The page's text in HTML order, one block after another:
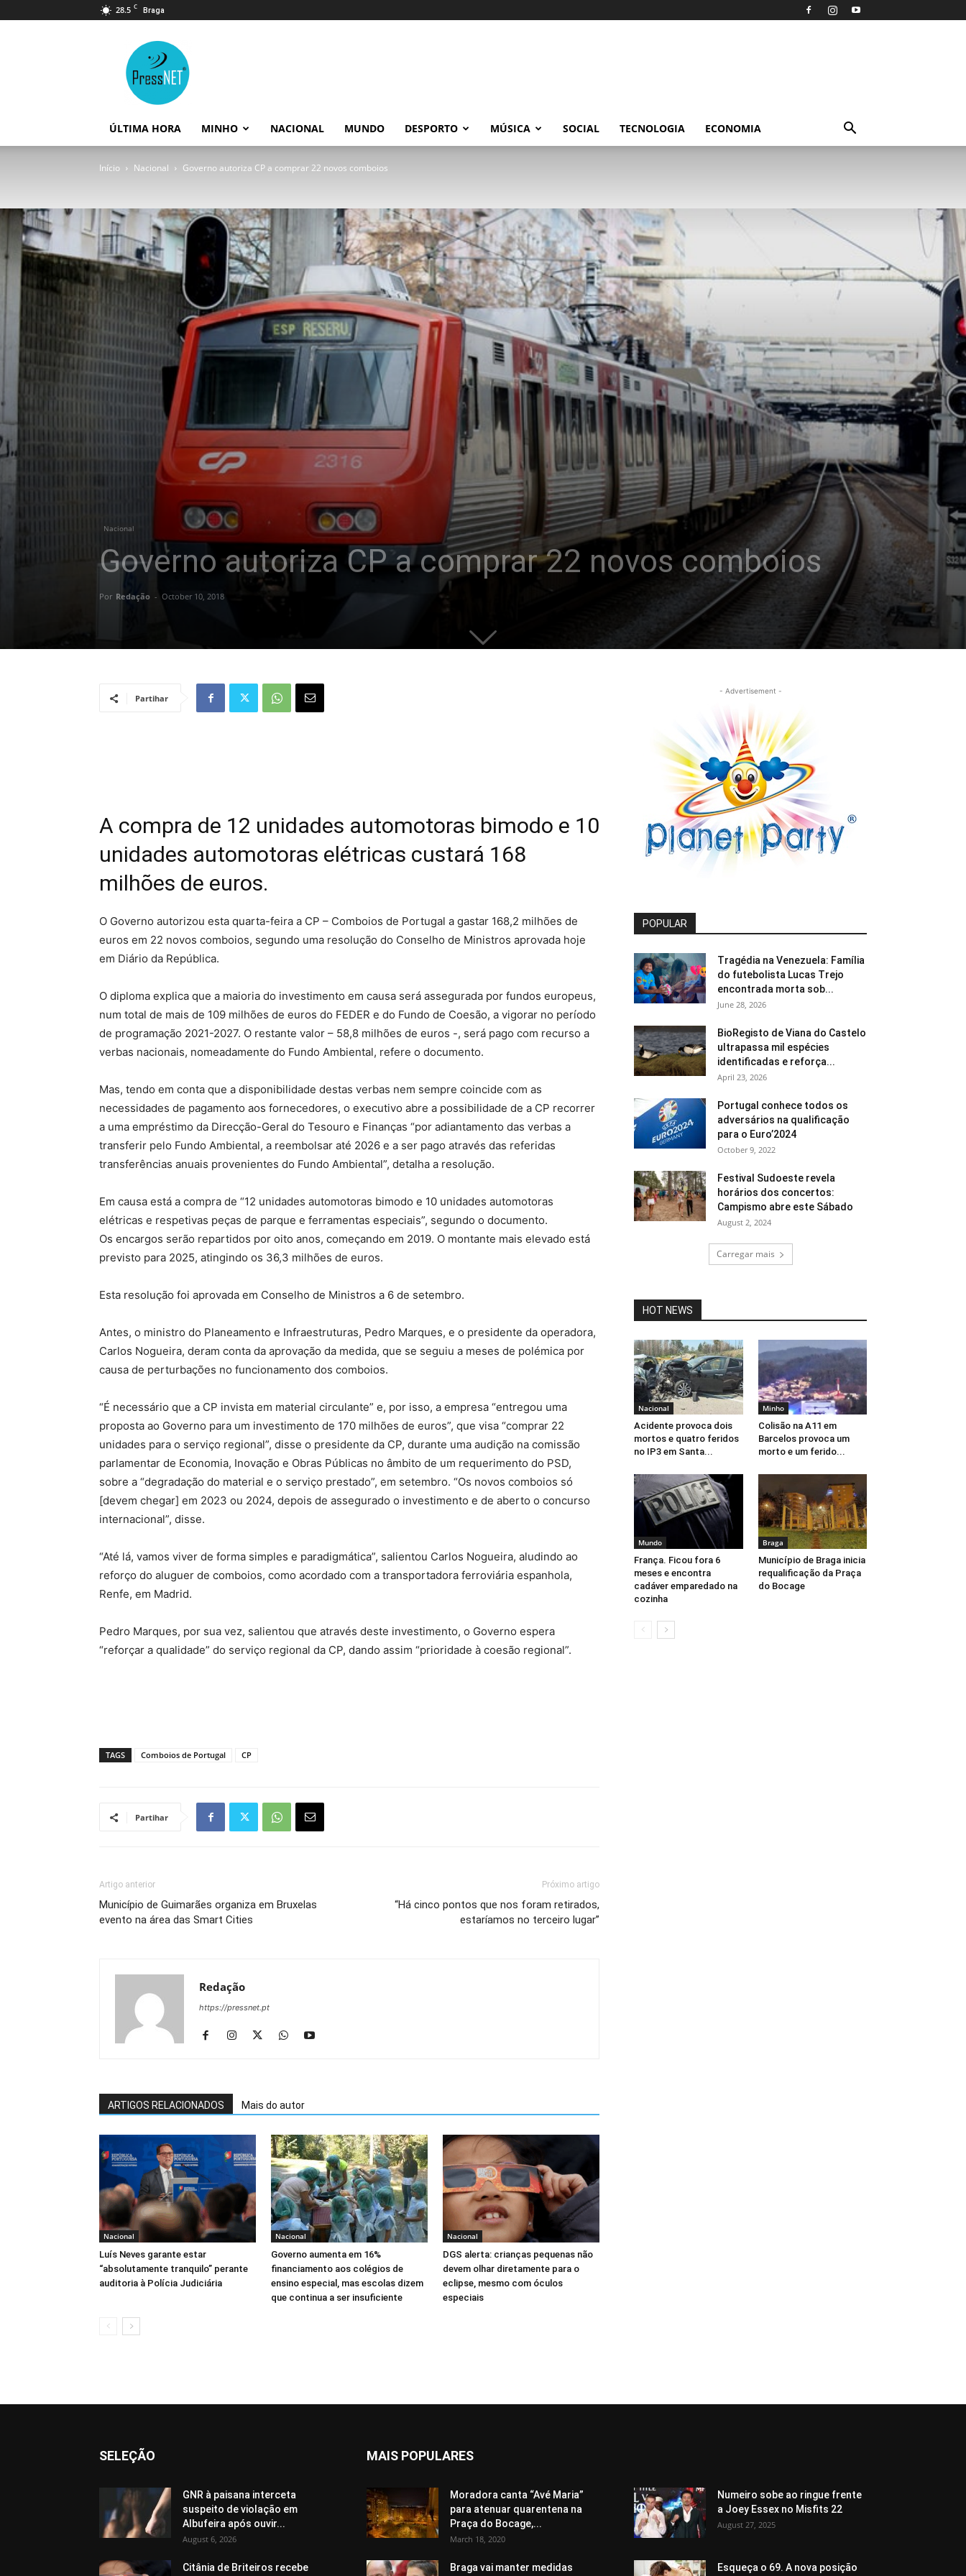
28.5 C Braga
ÚLTIMA HORA MINHO NACIONAL MUNDO DESPORTO MÚSICA SOCIAL TECNOLOGIA ECONOMIA
Início Nacional Governo autoriza CP a comprar 22 novos comboios
Nacional
Governo autoriza CP a comprar 22 novos comboios
Por Redação - October 10, 2018
Partihar
A compra de 12 unidades automotoras bimodo e 10
unidades automotoras elétricas custará 168
milhões de euros.
O Governo autorizou esta quarta-feira a CP – Comboios de Portugal a gastar 168,2 milhões de
euros em 22 novos comboios, segundo uma resolução do Conselho de Ministros aprovada hoje
em Diário da República.
O diploma explica que a maioria do investimento em causa será assegurada por fundos europeus,
num total de mais de 109 milhões de euros do FEDER e do Fundo de Coesão, a vigorar no período
de programação 2021-2027. O restante valor – 58,8 milhões de euros -, será pago com recurso a
verbas nacionais, nomeadamente do Fundo Ambiental, refere o documento.
Mas, tendo em conta que a disponibilidade destas verbas nem sempre coincide com as
necessidades de pagamento aos fornecedores, o executivo abre a possibilidade de a CP recorrer
a uma empréstimo da Direcção-Geral do Tesouro e Finanças “por adiantamento das verbas a
transferir pelo Fundo Ambiental, a reembolsar até 2026 e a ser pago através das referidas
transferências anuais provenientes do Fundo Ambiental”, detalha a resolução.
Em causa está a compra de “12 unidades automotoras bimodo e 10 unidades automotoras
elétricas e respetivas peças de parque e ferramentas especiais”, segundo o documento.
Os encargos serão repartidos por oito anos, começando em 2019. O montante mais elevado está
previsto para 2025, atingindo os 36,3 milhões de euros.
Esta resolução foi aprovada em Conselho de Ministros a 6 de setembro.
Antes, o ministro do Planeamento e Infraestruturas, Pedro Marques, e o presidente da operadora,
Carlos Nogueira, deram conta da aprovação da medida, que se seguiu a meses de polémica por
causa de perturbações no funcionamento dos comboios.
“É necessário que a CP invista em material circulante” e, por isso, a empresa “entregou uma
proposta ao Governo para um investimento de 170 milhões de euros”, que visa “comprar 22
unidades para o serviço regional”, disse o presidente da CP, durante uma audição na comissão
parlamentar de Economia, Inovação e Obras Públicas no âmbito de um requerimento do PSD,
sobre a “degradação do material e o serviço prestado”, em setembro. “Os novos comboios só
[devem chegar] em 2023 ou 2024, depois de assegurado o investimento e de aberto o concurso
internacional”, disse.
“Até lá, vamos viver de forma simples e paradigmática”, salientou Carlos Nogueira, aludindo ao
reforço do aluguer de comboios, como acordado com a transportadora ferroviária espanhola,
Renfe, em Madrid.
Pedro Marques, por sua vez, salientou que através deste investimento, o Governo espera
“reforçar a qualidade” do serviço regional da CP, dando assim “prioridade à coesão regional”.
TAGS Comboios de Portugal CP
Partihar
Artigo anterior
Município de Guimarães organiza em Bruxelas
evento na área das Smart Cities
Próximo artigo
“Há cinco pontos que nos foram retirados,
estaríamos no terceiro lugar”
Redação
https://pressnet.pt
ARTIGOS RELACIONADOS Mais do autor
Nacional
Luís Neves garante estar
“absolutamente tranquilo” perante
auditoria à Polícia Judiciária
Nacional
Governo aumenta em 16%
financiamento aos colégios de
ensino especial, mas escolas dizem
que continua a ser insuficiente
Nacional
DGS alerta: crianças pequenas não
devem olhar diretamente para o
eclipse, mesmo com óculos
especiais
- Advertisement -
POPULAR
Tragédia na Venezuela: Família
do futebolista Lucas Trejo
encontrada morta sob...
June 28, 2026
BioRegisto de Viana do Castelo
ultrapassa mil espécies
identificadas e reforça...
April 23, 2026
Portugal conhece todos os
adversários na qualificação
para o Euro’2024
October 9, 2022
Festival Sudoeste revela
horários dos concertos:
Campismo abre este Sábado
August 2, 2024
Carregar mais
HOT NEWS
Nacional
Acidente provoca dois
mortos e quatro feridos
no IP3 em Santa...
Minho
Colisão na A11 em
Barcelos provoca um
morto e um ferido...
Mundo
França. Ficou fora 6
meses e encontra
cadáver emparedado na
cozinha
Braga
Município de Braga inicia
requalificação da Praça
do Bocage
SELEÇÃO
GNR à paisana interceta
suspeito de violação em
Albufeira após ouvir...
August 6, 2026
Citânia de Briteiros recebe
MAIS POPULARES
Moradora canta “Avé Maria”
para atenuar quarentena na
Praça do Bocage,...
March 18, 2020
Numeiro sobe ao ringue frente
a Joey Essex no Misfits 22
August 27, 2025
Braga vai manter medidas Esqueça o 69. A nova posição